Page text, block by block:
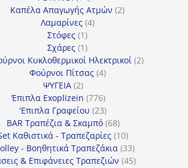
προϊόντα
Καπέλα Απαγωγής Ατμών 22
Λαμαρίνες 44
Στόφες 11
προϊόν
Σχάρες 11
προϊόν
Κυκλοθερμικοί Ηλεκτρικοί 22
Φούρνοι Πίτσας 44
ΨΥΓΕΙΑ 22
προϊόντα
Έπιπλα Exoplizein 776776
προϊόντα
'Επιπλα Γραφείου 2323
προϊόντα
BAR Τραπέζια & Σκαμπό 6868
προϊόντα
Καθιστικά - Τραπεζαρίες 1010
προϊόντα
- Βοηθητικά Τραπεζάκια 3333
προϊόντα
& Επιφάνειες Τραπεζιών 4545